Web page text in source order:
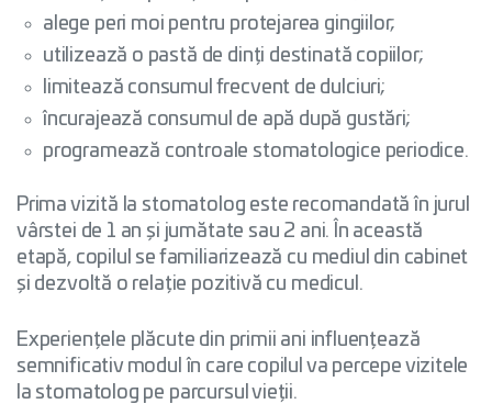
alege peri moi pentru protejarea gingiilor;
utilizează o pastă de dinți destinată copiilor;
limitează consumul frecvent de dulciuri;
încurajează consumul de apă după gustări;
programează controale stomatologice periodice.
Prima vizită la stomatolog este recomandată în jurul
vârstei de 1 an și jumătate sau 2 ani. În această
etapă, copilul se familiarizează cu mediul din cabinet
și dezvoltă o relație pozitivă cu medicul.
Experiențele plăcute din primii ani influențează
semnificativ modul în care copilul va percepe vizitele
la stomatolog pe parcursul vieții.